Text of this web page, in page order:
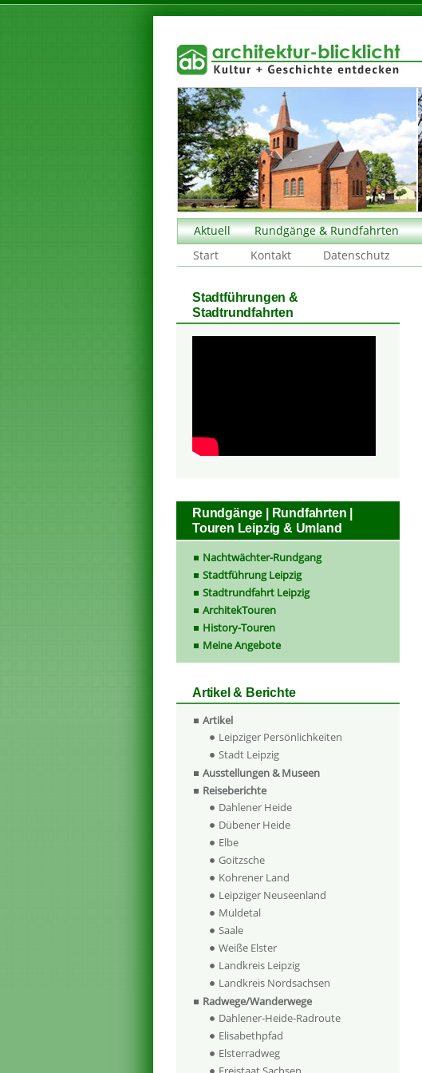
Aktuell Rundgänge & Rundfahrten
Start
Kontakt Datenschutz
Stadtführungen &
Stadtrundfahrten
Rundgänge | Rundfahrten |
Touren Leipzig & Umland
Nachtwächter-Rundgang
Stadtführung Leipzig
Stadtrundfahrt Leipzig
ArchitekTouren
History-Touren
Meine Angebote
Artikel & Berichte
Artikel
Leipziger Persönlichkeiten
Stadt Leipzig
Ausstellungen & Museen
Reiseberichte
Dahlener Heide
Dübener Heide
Elbe
Goitzsche
Kohrener Land
Leipziger Neuseenland
Muldetal
Saale
Weiße Elster
Landkreis Leipzig
Landkreis Nordsachsen
Radwege/Wanderwege
Dahlener-Heide-Radroute
Elisabethpfad
Elsterradweg